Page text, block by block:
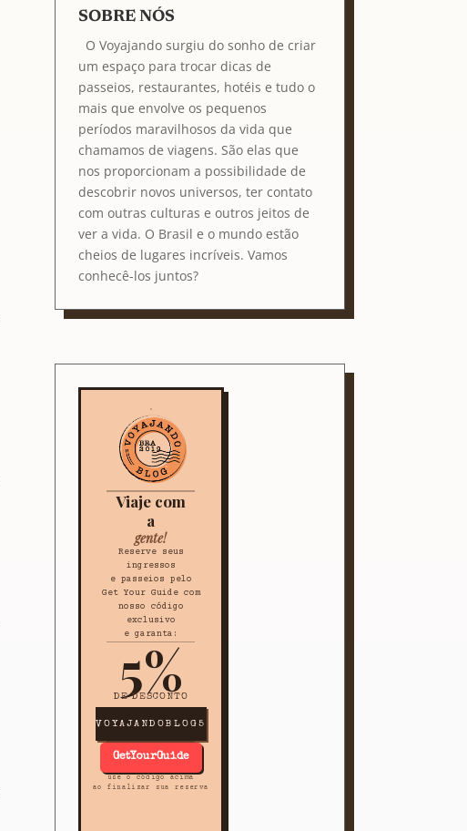
SOBRE NÓS
O Voyajando surgiu do sonho de criar
um espaço para trocar dicas de
passeios, restaurantes, hotéis e tudo o
mais que envolve os pequenos
períodos maravilhosos da vida que
chamamos de viagens. São elas que
nos proporcionam a possibilidade de
descobrir novos universos, ter contato
com outras culturas e outros jeitos de
ver a vida. O Brasil e o mundo estão
cheios de lugares incríveis. Vamos
conhecê-los juntos?
Viaje com
a
gente!
Reserve seus
ingressos
e passeios pelo
Get Your Guide com
nosso código
exclusivo
e garanta:
5%
DE DESCONTO
VOYAJANDOBLOG5
GetYourGuide
use o código acima
ao finalizar sua reserva